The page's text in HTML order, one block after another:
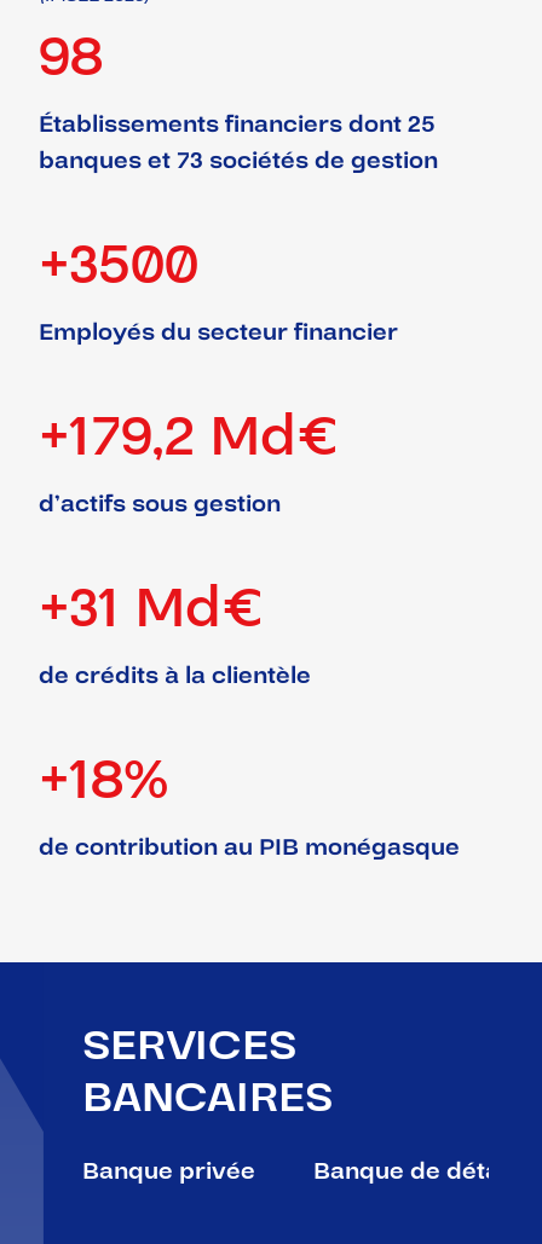
Établissements financiers dont 25
banques et 73 sociétés de gestion
98
d’actifs sous gestion
+179,2 Md€
Employés du secteur financier
+3500
de crédits à la clientèle
+31 Md€
de contribution au PIB monégasque
+18%
SERVICES
BANCAIRES
Banque privée Banque de détail